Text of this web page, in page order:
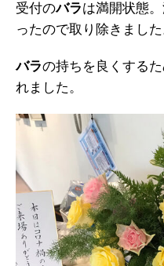
受付のバラは満開状態
ったので取り除きました
バラの持ちを良くする
れました。